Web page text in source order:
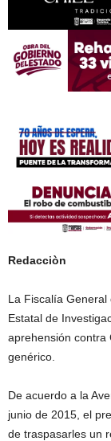
Redacciòn
La Fiscalía General
Estatal de
aprehensión contra
genérico.
De acuerdo a la
junio de 2015, el
de traspasarles un